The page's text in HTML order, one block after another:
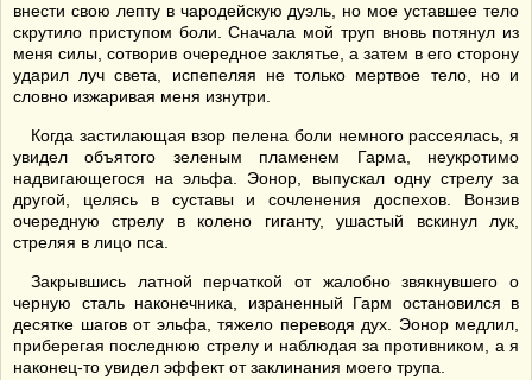
внести свою лепту в чародейскую дуэль, но мое уставшее тело
скрутило приступом боли. Сначала мой труп вновь потянул из
меня силы, сотворив очередное заклятье, а затем в его сторону
ударил луч света, испепеляя не только мертвое тело, но и
словно изжаривая меня изнутри.
Когда застилающая взор пелена боли немного рассеялась, я
увидел объятого зеленым пламенем Гарма, неукротимо
надвигающегося на эльфа. Эонор, выпускал одну стрелу за
другой, целясь в суставы и сочленения доспехов. Вонзив
очередную стрелу в колено гиганту, ушастый вскинул лук,
стреляя в лицо пса.
Закрывшись латной перчаткой от жалобно звякнувшего о
черную сталь наконечника, израненный Гарм остановился в
десятке шагов от эльфа, тяжело переводя дух. Эонор медлил,
приберегая последнюю стрелу и наблюдая за противником, а я
наконец-то увидел эффект от заклинания моего трупа.